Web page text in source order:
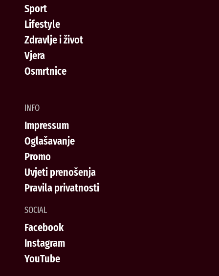
Sport
Lifestyle
Zdravlje i život
Vjera
Osmrtnice
INFO
Impressum
Oglašavanje
Promo
Uvjeti prenošenja
Pravila privatnosti
SOCIAL
Facebook
Instagram
YouTube